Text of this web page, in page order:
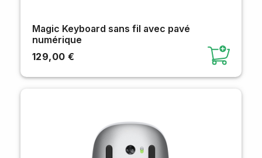
Magic Keyboard sans fil avec pavé
numérique
129,00 €